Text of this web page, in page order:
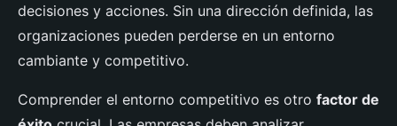
decisiones y acciones. Sin una dirección definida, las
organizaciones pueden perderse en un entorno
cambiante y competitivo.
Comprender el entorno competitivo es otro factor de